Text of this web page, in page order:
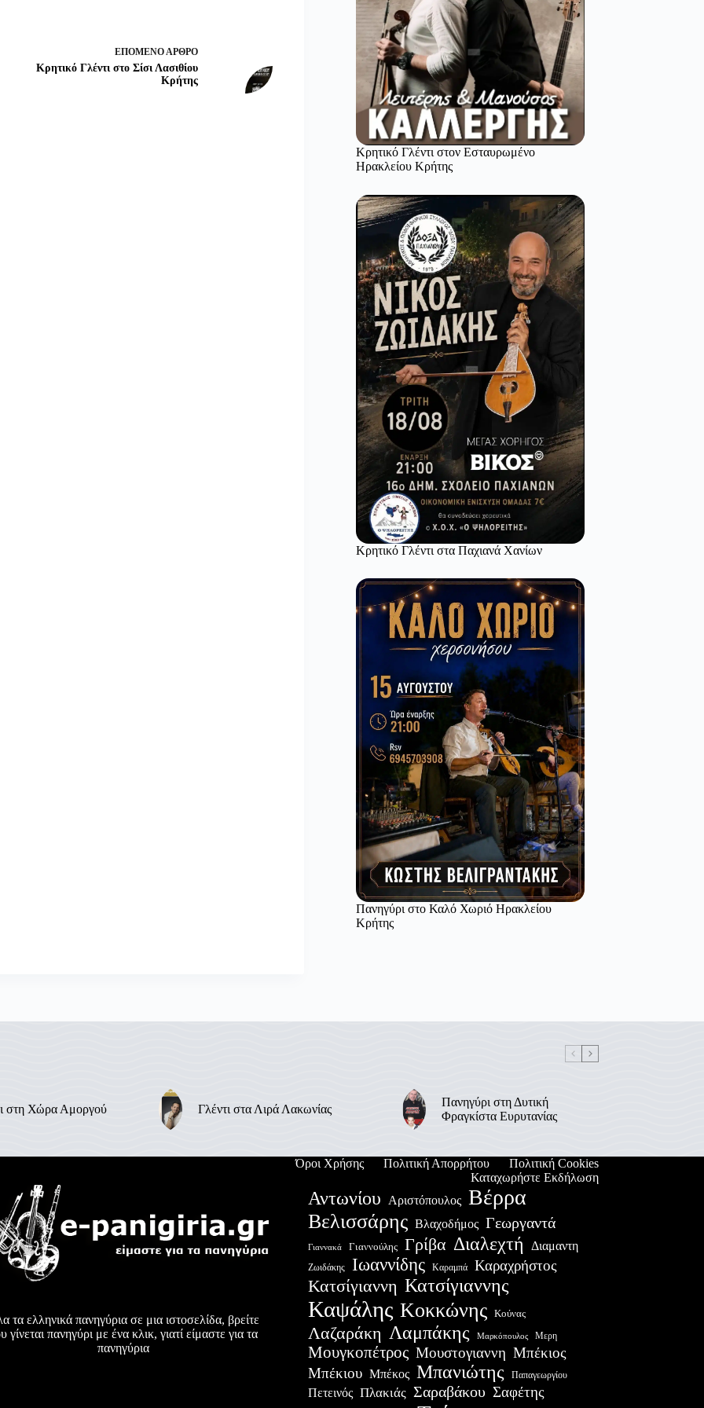
ΕΠΌΜΕΝΟΆΡΘΡΟ
Κρητικό Γλέντι στο Σίσι Λασιθίου
Κρήτης
Κρητικό Γλέντι στον Εσταυρωμένο
Ηρακλείου Κρήτης
Κρητικό Γλέντι στα Παχιανά Χανίων
Πανηγύρι στο Καλό Χωριό Ηρακλείου
Κρήτης
στη Χώρα Αμοργού Γλέντι στα Λιρά Λακωνίας
Πανηγύρι στη Δυτική
Φραγκίστα Ευρυτανίας
Όροι Χρήσης Πολιτική Απορρήτου
Πολιτική Cookies
Καταχωρήστε Εκδήλωση
τα ελληνικά πανηγύρια σε μια ιστοσελίδα, βρείτε
γίνεται πανηγύρι με ένα κλικ, γιατί είμαστε για τα
πανηγύρια
Αντωνίου Αριστόπουλος Βέρρα
Βελισσάρης Βλαχοδήμος Γεωργαντά
Γιαννακά Γιαννούλης Γρίβα Διαλεχτή Διαμαντη
Ζωιδάκης Ιωαννίδης Καραμπά Καραχρήστος
Κατσίγιαννη Κατσίγιαννης
Καψάλης Κοκκώνης Κούνας
Λαζαράκη Λαμπάκης Μαρκόπουλος Μερη
Μουγκοπέτρος Μουστογιαννη Μπέκιος
Μπέκιου Μπέκος Μπανιώτης Παπαγεωργίου
Πετεινός Πλακιάς Σαραβάκου Σαφέτης